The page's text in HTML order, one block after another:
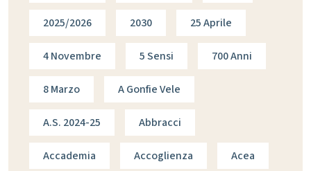
2025/2026 2030 25 Aprile
4 Novembre 5 Sensi 700 Anni
8 Marzo A Gonfie Vele
A.s. 2024-25 Abbracci
Accademia Accoglienza Acea